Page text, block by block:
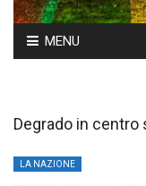
Skip
to
MENU
Degrado in
LA NAZIONE